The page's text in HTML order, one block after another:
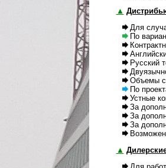
▲
Для
По
Русский
Объемы
По
Устные
За
За
За
▲